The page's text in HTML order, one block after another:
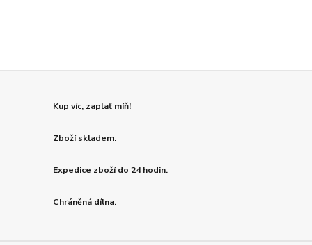
Kup víc, zaplať míň!
Zboží skladem.
Expedice zboží do 24 hodin.
Chráněná dílna.